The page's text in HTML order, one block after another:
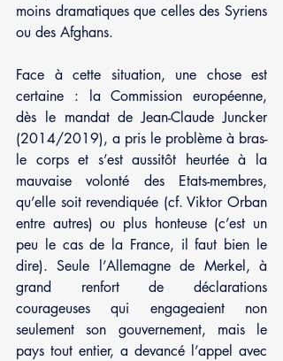
moins dramatiques que celles des Syriens
ou des Afghans.
Face à cette situation, une chose est
certaine : la Commission européenne,
dès le mandat de Jean-Claude Juncker
(2014/2019), a pris le problème à bras-
le corps et s’est aussitôt heurtée à la
mauvaise volonté des Etats-membres,
qu’elle soit revendiquée (cf. Viktor Orban
entre autres) ou plus honteuse (c’est un
peu le cas de la France, il faut bien le
dire). Seule l’Allemagne de Merkel, à
grand renfort de déclarations
courageuses qui engageaient non
seulement son gouvernement, mais le
pays tout entier, a devancé l’appel avec